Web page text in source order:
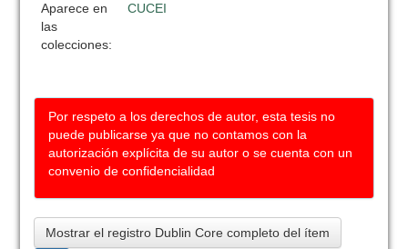
Aparece en
las
colecciones:
CUCEI
Por respeto a los derechos de autor, esta tesis no
puede publicarse ya que no contamos con la
autorización explícita de su autor o se cuenta con un
convenio de confidencialidad
Mostrar el registro Dublin Core completo del ítem